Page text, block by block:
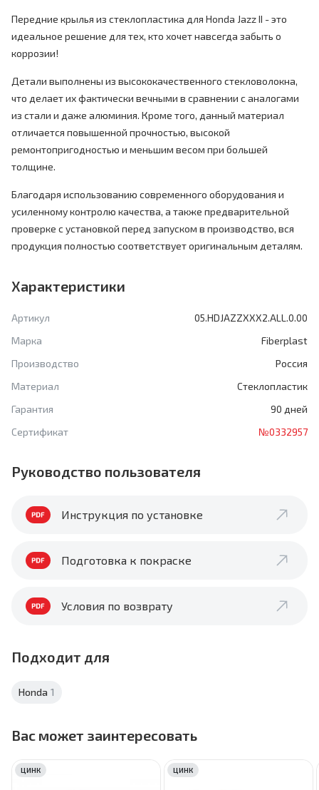
Передние крылья из стеклопластика для Honda Jazz II - это
идеальное решение для тех, кто хочет навсегда забыть о
коррозии!
Детали выполнены из высококачественного стекловолокна,
что делает их фактически вечными в сравнении с аналогами
из стали и даже алюминия. Кроме того, данный материал
отличается повышенной прочностью, высокой
ремонтопригодностью и меньшим весом при большей
толщине.
Благодаря использованию современного оборудования и
усиленному контролю качества, а также предварительной
проверке с установкой перед запуском в производство, вся
продукция полностью соответствует оригинальным деталям.
Характеристики
Артикул
05.HDJAZZXXX2.ALL.0.00
Марка
Fiberplast
Производство
Россия
Материал
Стеклопластик
Гарантия
90 дней
Сертификат
№0332957
Руководство пользователя
Инструкция по установке
Подготовка к покраске
Условия по возврату
Подходит для
Honda 1
Вас может заинтересовать
ЦИНК ЦИНК